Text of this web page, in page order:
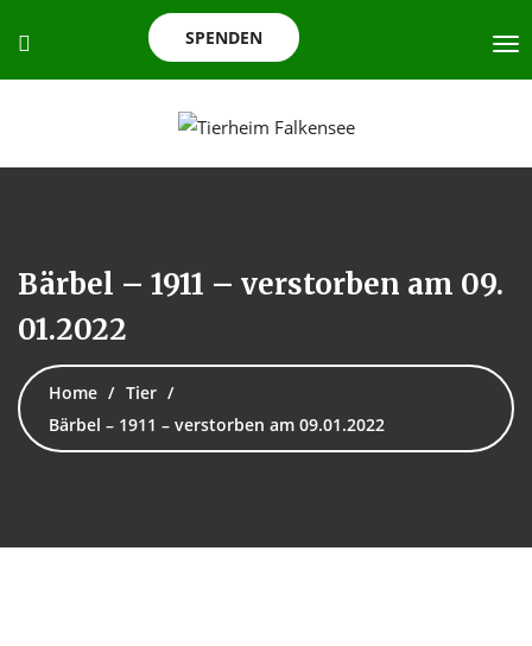
SPENDEN
Bärbel – 1911 – verstorben am 09.
01.2022
Home
Tier
Bärbel – 1911 – verstorben am 09.01.2022